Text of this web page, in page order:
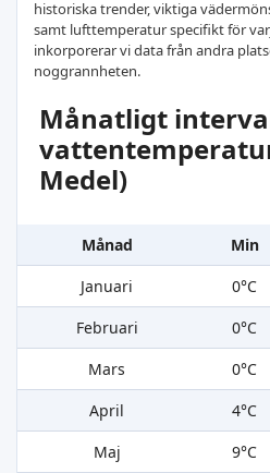
historiska trender, viktiga
samt lufttemperatur specifikt för
inkorporerar vi data från andra
noggrannheten.
Månatligt
Medel)
Månad Min
Januari
0°C
Februari
0°C
Mars
0°C
April
4°C
Maj
9°C